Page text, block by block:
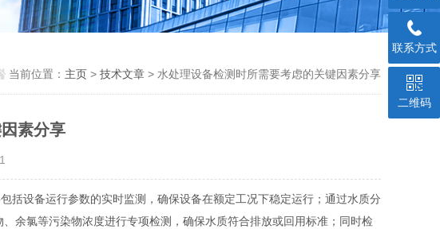
当前位置： 主页 >技术文章 > 水处理设备检测时所需要考虑的关键因素分享
素分享
设备运行参数的实时监测，确保设备在额定工况下稳定运行；通过水质分
余氯等污染物浓度进行专项检测，确保水质符合排放或回用标准；同时检
联系方式
二维码